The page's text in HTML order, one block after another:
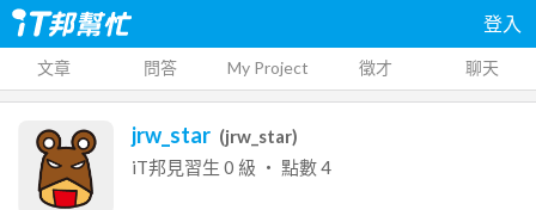
登入
文章 問答 My Project 徵才 聊天
jrw_star (jrw_star)
iT邦見習生 0 級 ‧ 點數4